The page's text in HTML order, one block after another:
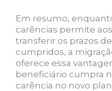
Em resumo,
carências permite
transferir os prazos
cumpridos, a
oferece essa
beneficiário cumpra
carência no novo